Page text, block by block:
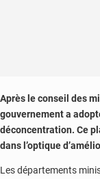
Après le conseil des
gouvernement a
déconcentration. Ce
dans l’optique
Les départements